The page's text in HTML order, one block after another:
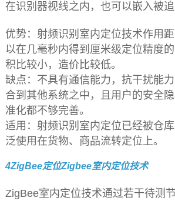
在识别器视线之内，也可以嵌入被追
优势：射频识别室内定位技术作用
以在几毫秒内得到厘米级定位精度
积比较小，造价比较低。
缺点：不具有通信能力，抗干扰能
合到其他系统之中，且用户的安全
准化都不够完善。
适用：射频识别室内定位已经被仓
泛使用在货物、商品流转定位上。
4ZigBee定位Zigbee室内定位技术
ZigBee室内定位技术通过若干待测